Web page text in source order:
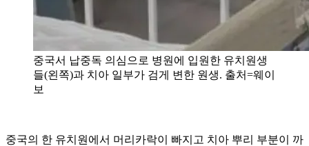
중국서 납중독 의심으로 병원에 입원한 유치원생
들(왼쪽)과 치아 일부가 검게 변한 원생. 출처=웨이
보
중국의 한 유치원에서 머리카락이 빠지고 치아 뿌리 부분이 까